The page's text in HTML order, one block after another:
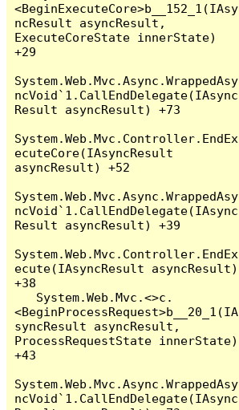
<BeginExecuteCore>b__152_1(IAsy
ncResult asyncResult,
ExecuteCoreState innerState)
+29
System.Web.Mvc.Async.WrappedAsy
ncVoid`1.CallEndDelegate(IAsync
Result asyncResult) +73
System.Web.Mvc.Controller.EndEx
ecuteCore(IAsyncResult
asyncResult) +52
System.Web.Mvc.Async.WrappedAsy
ncVoid`1.CallEndDelegate(IAsync
Result asyncResult) +39
System.Web.Mvc.Controller.EndEx
ecute(IAsyncResult asyncResult)
+38
<BeginProcessRequest>b__20_1(IA
syncResult asyncResult,
ProcessRequestState innerState)
+43
System.Web.Mvc.Async.WrappedAsy
ncVoid`1.CallEndDelegate(IAsync